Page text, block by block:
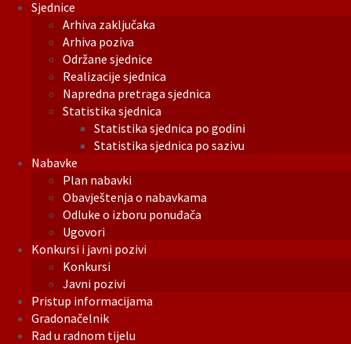
Sjednice
Arhiva zaključaka
Arhiva poziva
Održane sjednice
Realizacije sjednica
Napredna pretraga sjednica
Statistika sjednica
Statistika sjednica po godini
Statistika sjednica po sazivu
Nabavke
Plan nabavki
Obavještenja o nabavkama
Odluke o izboru ponuđača
Ugovori
Konkursi i javni pozivi
Konkursi
Javni pozivi
Pristup informacijama
Gradonačelnik
Rad u radnom tijelu